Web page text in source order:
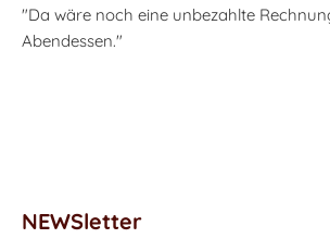
"Da wäre noch eine unbezahlte
Abendessen."
NEWSletter